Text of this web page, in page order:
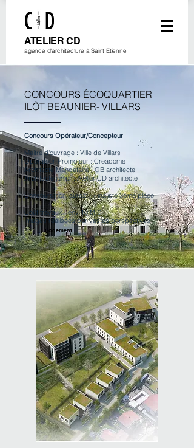
ATELIER CD
agence d'architecture à Saint Etienne
CONCOURS ÉCOQUARTIER
ILÔT BEAUNIER- VILLARS
Logement
Concours Opérateur/Concepteur
Maitre d'ouvrage : Ville de Villars
Opérateur-Promoteur : Creadome
Architecte Mandataire : GB architecte
Architecte junior : Atelier CD architecte
Concours non lauréat - Finaliste 3ème place
Coût travaux : env 10 M €
Images réalisées par vastesperspectives